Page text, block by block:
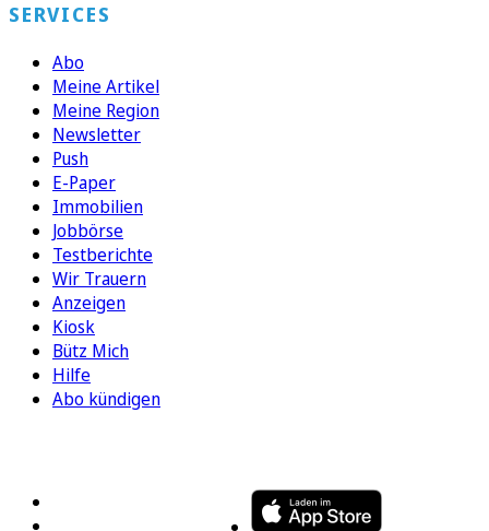
SERVICES
Abo
Meine Artikel
Meine Region
Newsletter
Push
E-Paper
Immobilien
Jobbörse
Testberichte
Wir Trauern
Anzeigen
Kiosk
Bütz Mich
Hilfe
Abo kündigen